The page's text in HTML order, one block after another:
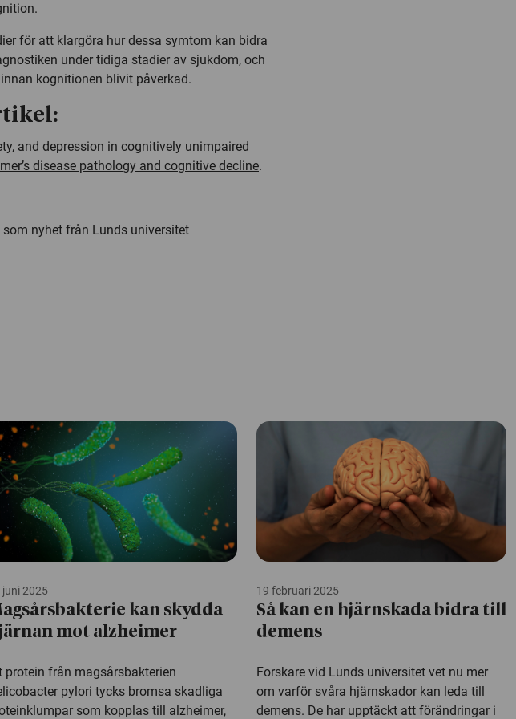
för att klargöra hur dessa symtom kan bidra
under tidiga stadier av sjukdom, och
kognitionen blivit påverkad.
and depression in cognitively unimpaired
disease pathology and cognitive decline.
nyhet från Lunds universitet
juni 2025
kan skydda
mot alzheimer
protein från magsårsbakterien
pylori tycks bromsa skadliga
som kopplas till alzheimer,
19 februari 2025
Så kan en hjärnskada bidra till
demens
Forskare vid Lunds universitet vet nu mer
om varför svåra hjärnskador kan leda till
demens. De har upptäckt att förändringar i